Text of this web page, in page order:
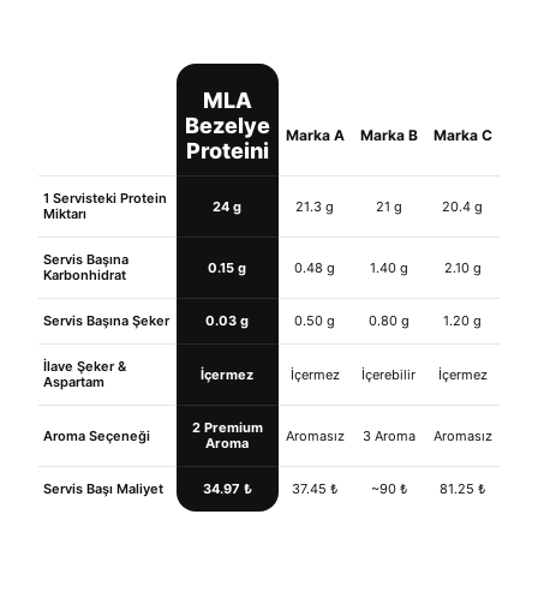
MLA
Bezelye
Proteini
Marka A Marka B Marka C
1 Servisteki Protein
Miktarı
24 g 21.3 g 21 g 20.4 g
Servis Başına
Karbonhidrat
0.15 g 0.48 g 1.40 g 2.10 g
Servis Başına Şeker 0.03 g 0.50 g 0.80 g 1.20 g
İlave Şeker &
Aspartam
İçermez İçermez İçerebilir İçermez
Aroma Seçeneği
2 Premium
Aroma
Aromasız 3 Aroma Aromasız
Servis Başı Maliyet 34.97 ₺ 37.45 ₺ ~90 ₺ 81.25 ₺